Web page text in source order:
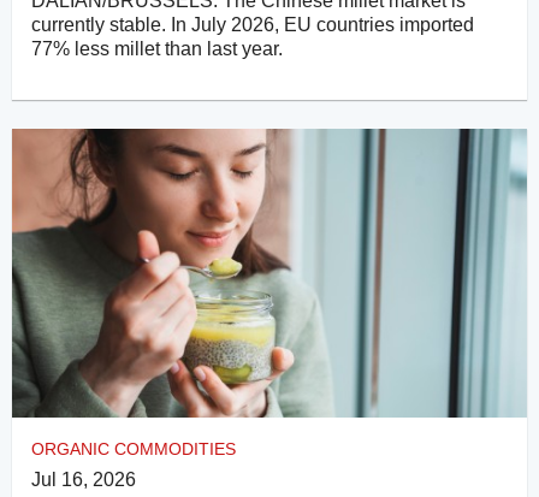
currently stable. In July 2026, EU countries imported
77% less millet than last year.
ORGANIC COMMODITIES
Jul 16, 2026